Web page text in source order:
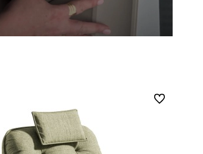
Do ulubionych